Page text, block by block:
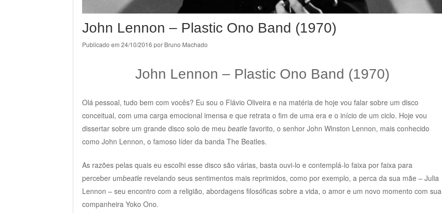
John Lennon – Plastic Ono Band (1970)
Publicado em 24/10/2016 por Bruno Machado
John Lennon – Plastic Ono Band (1970)
Olá pessoal, tudo bem com vocês? Eu sou o Flávio Oliveira e na matéria de hoje vou falar sobre um disco
conceitual, com uma carga emocional imensa e que retrata o fim de uma era e o início de um ciclo. Hoje vou
dissertar sobre um grande disco solo de meu beatlefavorito, o senhor John Winston Lennon, mais conhecido
como John Lennon, o famoso líder da banda The Beatles.
As razões pelas quais eu escolhi esse disco são várias, basta ouvi-lo e contemplá-lo faixa por faixa para
perceber umbeatlerevelando seus sentimentos mais reprimidos, como por exemplo, a perca da sua mãe – Julia
Lennon – seu encontro com a religião, abordagens filosóficas sobre a vida, o amor e um novo momento com sua
companheira Yoko Ono.